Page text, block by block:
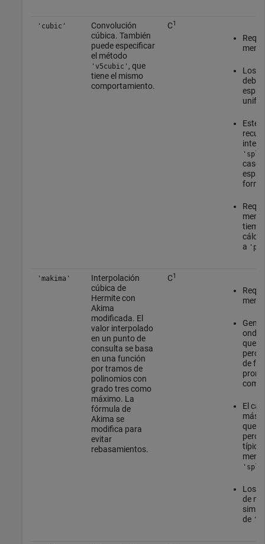
'cubic'
Convolución
cúbica. También
puede especificar
el método
'v5cubic' , que
tiene el mismo
comportamiento.
C1
Los
Este
caso
a
'makima'
Interpolación
cúbica de
Hermite con
Akima
modificada. El
valor interpolado
en un punto de
consulta se basa
en una función
por tramos de
polinomios con
grado tres como
máximo. La
fórmula de
Akima se
modifica para
evitar
rebasamientos.
C1
que
pero
de
como
El
más
que
pero
Los
de
de